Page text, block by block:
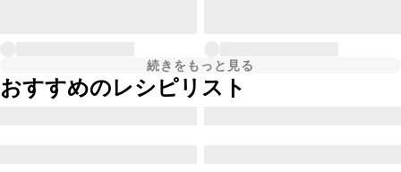
続きをもっと見る
おすすめのレシピリスト